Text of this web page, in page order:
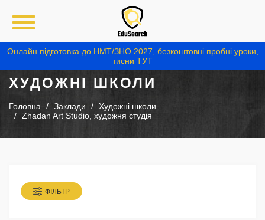
Онлайн підготовка до НМТ/ЗНО 2027, безкоштовні пробні уроки,
тисни ТУТ
ХУДОЖНІ ШКОЛИ
Головна Заклади
Художні школи
Zhadan Art Studio, художня студія
ФІЛЬТР